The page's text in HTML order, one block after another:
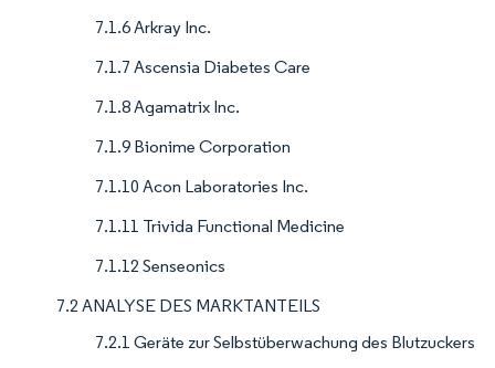
7.1.6 Arkray Inc.
7.1.7 Ascensia Diabetes Care
7.1.8 Agamatrix Inc.
7.1.9 Bionime Corporation
7.1.10 Acon Laboratories Inc.
7.1.11 Trivida Functional Medicine
7.1.12 Senseonics
7.2 ANALYSE DES MARKTANTEILS
7.2.1 Geräte zur Selbstüberwachung des Blutzuckers